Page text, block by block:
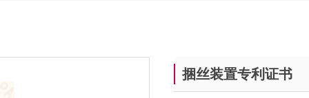
捆丝装置专利证书